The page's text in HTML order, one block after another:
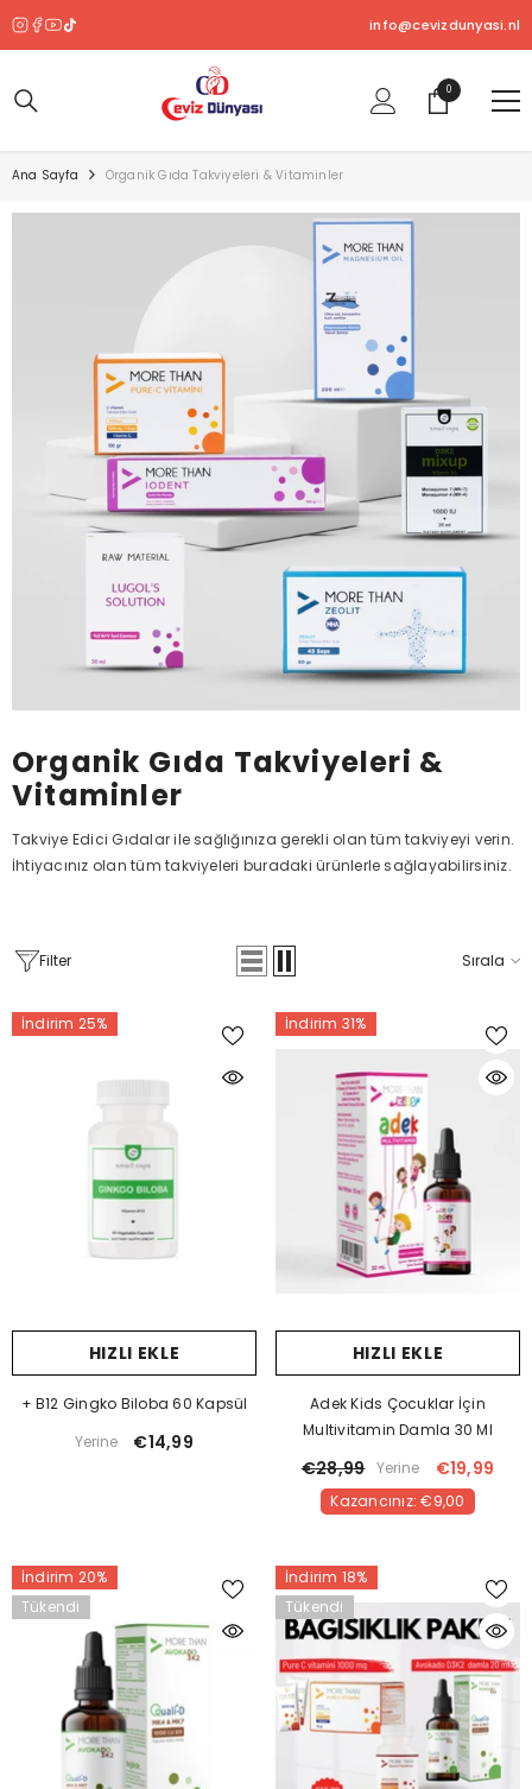
info@cevizdunyasi.nl
00
ürün
Ana Sayfa Organik Gıda Takviyeleri & Vitaminler
Organik Gıda Takviyeleri &
Vitaminler
Takviye Edici Gıdalar ile sağlığınıza gerekli olan tüm takviyeyi verin.
İhtiyacınız olan tüm takviyeleri buradaki ürünlerle sağlayabilirsiniz.
Filter Sırala
İndirim 25%
HIZLI EKLE
+ B12 Gingko Biloba 60 Kapsül
Yerine
€14,99
İndirim 31%
HIZLI EKLE
Adek Kids Çocuklar İçin
Multivitamin Damla 30 Ml
€28,99 Yerine €19,99
Kazancınız: €9,00
İndirim 20%
Tükendi
İndirim 18%
Tükendi